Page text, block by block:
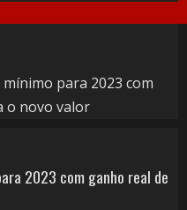
para 2023 com
o novo valor
2023 com ganho real de